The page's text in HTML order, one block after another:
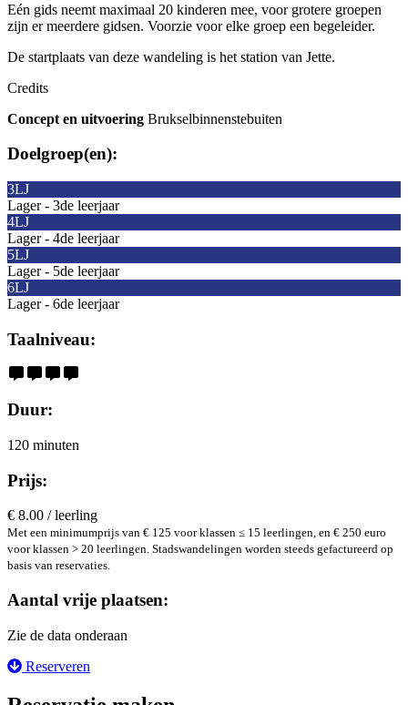
Eén gids neemt maximaal 20 kinderen mee, voor grotere groepen
zijn er meerdere gidsen. Voorzie voor elke groep een begeleider.
De startplaats van deze wandeling is het station van Jette.
Credits
Concept en uitvoering Brukselbinnenstebuiten
Doelgroep(en):
3LJ
Lager - 3de leerjaar
4LJ
Lager - 4de leerjaar
5LJ
Lager - 5de leerjaar
6LJ
Lager - 6de leerjaar
Taalniveau:
Duur:
120 minuten
Prijs:
€ 8.00 / leerling
Met een minimumprijs van € 125 voor klassen ≤ 15 leerlingen, en € 250 euro
voor klassen > 20 leerlingen. Stadswandelingen worden steeds gefactureerd op
basis van reservaties.
Aantal vrije plaatsen:
Zie de data onderaan
Reserveren